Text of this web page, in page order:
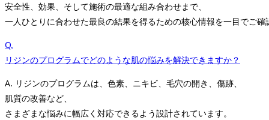
安全性、効果、そして施術の最適な組み合わせまで、
一人ひとりに合わせた最良の結果を得るための核心情報を一目でご確
Q.
リジンのプログラムでどのような肌の悩みを解決できますか？
A. リジンのプログラムは、色素、ニキビ、毛穴の開き、傷跡、
肌質の改善など、
さまざまな悩みに幅広く対応できるよう設計されています。